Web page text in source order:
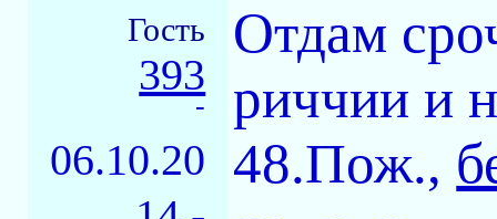
Гость
393
-
06.10.20
Отдам
риччии и
48.Пож.,